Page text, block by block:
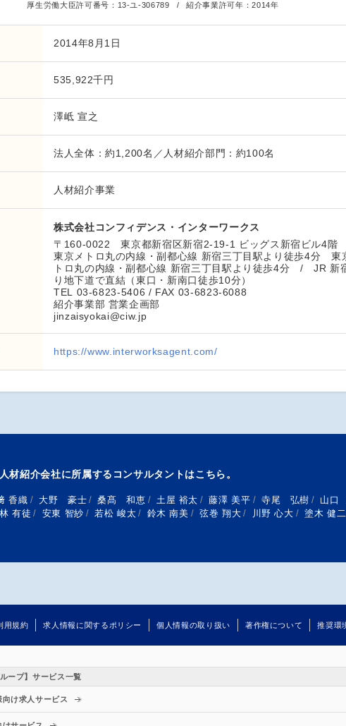
厚生労働大臣許可番号： 13-ユ-306789 紹介事業許可年：2014年
2014年8月1日
535,922千円
澤岻 宣之
法人全体：約1,200名／人材紹介部門：約100名
人材紹介事業
株式会社コンフィデンス・インターワークス
〒160-0022 東京都新宿区新宿2-19-1 ビッグス新宿ビル4階
東京メトロ丸の内線・副都心線 新宿三丁目駅より徒歩4分 東
トロ丸の内線・副都心線 新宿三丁目駅より徒歩4分 / JR 新
り地下道で直結（東口・新南口徒歩10分）
TEL 03-6823-5406 / FAX 03-6823-6088
紹介事業部 営業企画部
jinzaisyokai@ciw.jp
https://www.interworksagent.com/
材紹介会社に所属するコンサルタントはこちら。
香織 / 大野 豪士 / 桑髙 和恵 / 土屋 裕太 / 藤澤 美平 / 寺尾 弘樹 / 山口
有徒 / 安東 智紗 / 若松 峻太 / 鈴木 南美 / 弦巻 翔大 / 川野 心大 / 塗木 健二
用規約 求人情報に関するポリシー 個人情報の取り扱い 著作権について 推奨環
ループ】サービス一覧
向け求人サービス